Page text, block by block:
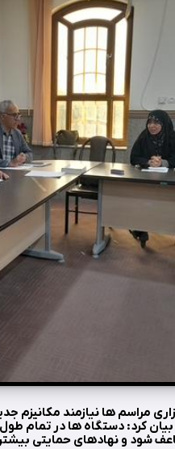
مراسم ها نیازمند
کرد: دستگاه ها در تمام
شود و نهادهای حمایتی